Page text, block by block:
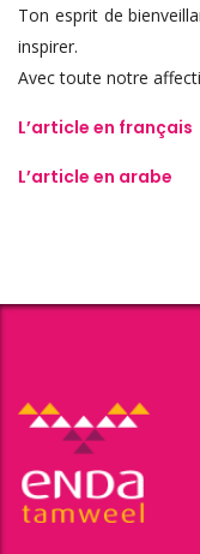
Ton esprit de
inspirer.
Avec toute notre
L’article en français
L’article en arabe